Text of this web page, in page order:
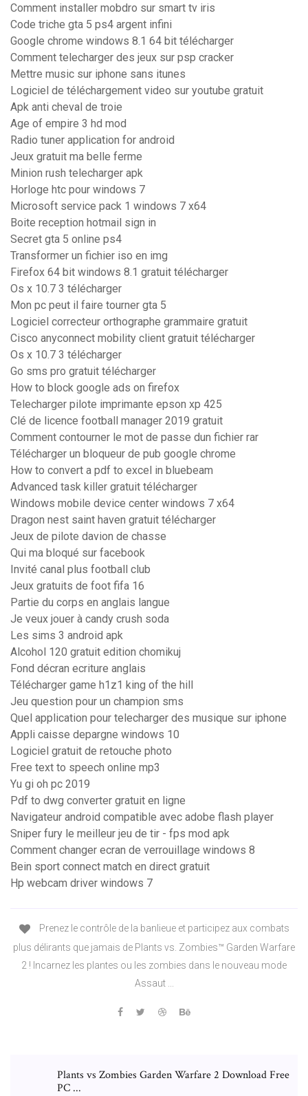
Comment installer mobdro sur smart tv iris
Code triche gta 5 ps4 argent infini
Google chrome windows 8.1 64 bit télécharger
Comment telecharger des jeux sur psp cracker
Mettre music sur iphone sans itunes
Logiciel de téléchargement video sur youtube gratuit
Apk anti cheval de troie
Age of empire 3 hd mod
Radio tuner application for android
Jeux gratuit ma belle ferme
Minion rush telecharger apk
Horloge htc pour windows 7
Microsoft service pack 1 windows 7 x64
Boite reception hotmail sign in
Secret gta 5 online ps4
Transformer un fichier iso en img
Firefox 64 bit windows 8.1 gratuit télécharger
Os x 10.7 3 télécharger
Mon pc peut il faire tourner gta 5
Logiciel correcteur orthographe grammaire gratuit
Cisco anyconnect mobility client gratuit télécharger
Os x 10.7 3 télécharger
Go sms pro gratuit télécharger
How to block google ads on firefox
Telecharger pilote imprimante epson xp 425
Clé de licence football manager 2019 gratuit
Comment contourner le mot de passe dun fichier rar
Télécharger un bloqueur de pub google chrome
How to convert a pdf to excel in bluebeam
Advanced task killer gratuit télécharger
Windows mobile device center windows 7 x64
Dragon nest saint haven gratuit télécharger
Jeux de pilote davion de chasse
Qui ma bloqué sur facebook
Invité canal plus football club
Jeux gratuits de foot fifa 16
Partie du corps en anglais langue
Je veux jouer à candy crush soda
Les sims 3 android apk
Alcohol 120 gratuit edition chomikuj
Fond décran ecriture anglais
Télécharger game h1z1 king of the hill
Jeu question pour un champion sms
Quel application pour telecharger des musique sur iphone
Appli caisse depargne windows 10
Logiciel gratuit de retouche photo
Free text to speech online mp3
Yu gi oh pc 2019
Pdf to dwg converter gratuit en ligne
Navigateur android compatible avec adobe flash player
Sniper fury le meilleur jeu de tir - fps mod apk
Comment changer ecran de verrouillage windows 8
Bein sport connect match en direct gratuit
Hp webcam driver windows 7
Prenez le contrôle de la banlieue et participez aux combats
plus délirants que jamais de Plants vs. Zombies™ Garden Warfare
2 ! Incarnez les plantes ou les zombies dans le nouveau mode
Assaut ...
Plants vs Zombies Garden Warfare 2 Download Free
PC ...